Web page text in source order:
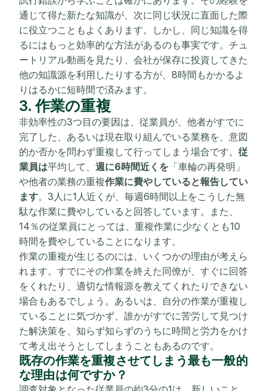
通じて得た新たな知識が、次に同じ状況に直面した際
に役立つこともよくあります。しかし、同じ知識を得
るにはもっと効率的な方法があるのも事実です。チュ
ートリアル動画を見たり、会社が保存に投資してきた
他の知識源を利用したりする方が、8時間もかかるよ
りはるかに短時間で済みます。
3. 作業の重複
非効率性の3つ目の要因は、従業員が、他者がすでに
完了した、あるいは現在取り組んでいる業務を、意図
的か否かを問わず重複して行ってしまう場合です。 従
業員は平均して、 週に6時間近くを 「車輪の再発明」
や他者の業務の重複作業に費やしていると報告してい
ます。3人に1人近くが、毎週6時間以上をこうした無
駄な作業に費やしていると回答しています。また、
14％の従業員にとっては、重複作業に少なくとも10
時間を費やしていることになります。
作業の重複が生じるのには、いくつかの理由が考えら
れます。すでにその作業を終えた同僚が、すぐに回答
をくれたり、適切な情報源を教えてくれたりできない
場合もあるでしょう。あるいは、自分の作業が重複し
ていることに気づかず、誰かがすでに苦労して見つけ
た解決策を、知らず知らずのうちに時間と労力をかけ
て考え出そうとしてしまうこともあるのです。
既存の作業を重複させてしまう最も一般的
な理由は何ですか？